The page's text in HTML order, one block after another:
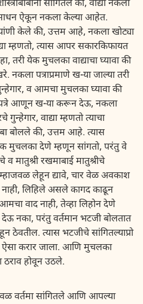
सांगितले की, वाद्या नकला
ऐकून नकला केल्या आहेत.
यांणी केले की, उत्तम आहे, नकला खोट्या
म्हणतो, त्यास आपर सकारकिफायत
तरी येक मुचलका वाद्याचा घ्यावा की
पत्राप्रमाणे ख-या जाल्या तरी
व आमचा मुचलका घ्यावा की
पत्रे आणून ख-या करून देऊ, नकला
वाद्या म्हणतो त्याचा
बोलले की, उत्तम आहे. त्यास
मुचलका देणे म्हणून सांगतो, परंतु वे
व मातुश्री रखमाबाई मातुश्रीचे
लेहून द्यावे, चार वेळ अवकाश
लिहिले असले कागद काढून
वाद नाही, तेव्हा लिहोन देणे
देऊ नका, परंतु वर्तमान भटजी बोलतात
ठेवतील. त्यास भटजीचे सांगितल्याप्रो
ऐसा करार जाला. आणि मुचलका
होवून उठले.
वर्तमा सांगितले आणि आपल्या